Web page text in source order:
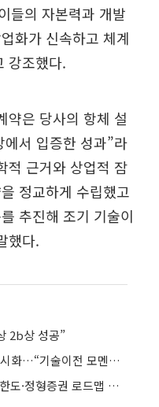
들의 자본력과 개발
화가 신속하고 체계
강조했다.
약은 당사의 항체 설
서 입증한 성과”라
적 근거와 상업적 잠
정교하게 수립했고
추진해 조기 기술이
했다.
2b상 성공”
큐라클, 신장·망막 치료제 성과 가시화…“기술이전 모멘텀 확대”
STO 하위법규 예상안, 풀링·거래한도·정형증권 로드맵 제시